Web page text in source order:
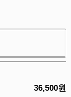
36,500원